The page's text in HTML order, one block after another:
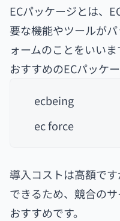
ECパッケージとは、
要な機能やツールが
ォームのことをいいま
おすすめのECパッケ
ecbeing
ec force
導入コストは高額で
できるため、競合の
おすすめです。